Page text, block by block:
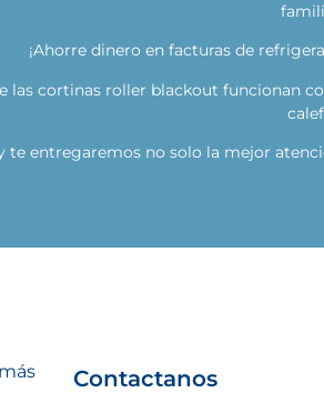
¡Ahorre dinero en facturas de
las cortinas roller blackout funcionan
te entregaremos no solo la mejor
Contactanos